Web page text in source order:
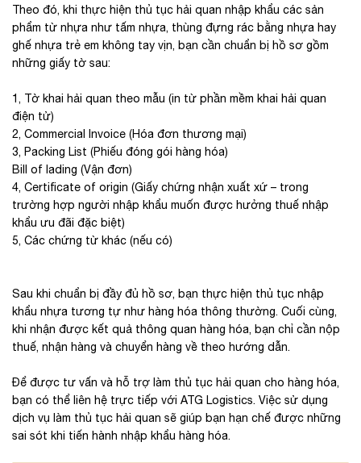
Theo đó, khi thực hiện thủ tục hải quan nhập khẩu các sản
phẩm từ nhựa như tấm nhựa, thùng đựng rác bằng nhựa hay
ghế nhựa trẻ em không tay vịn, bạn cần chuẩn bị hồ sơ gồm
những giấy tờ sau:
1, Tờ khai hải quan theo mẫu (in từ phần mềm khai hải quan
điện tử)
2, Commercial Invoice (Hóa đơn thương mại)
3, Packing List (Phiếu đóng gói hàng hóa)
Bill of lading (Vận đơn)
4, Certificate of origin (Giấy chứng nhận xuất xứ – trong
trường hợp người nhập khẩu muốn được hưởng thuế nhập
khẩu ưu đãi đặc biệt)
5, Các chứng từ khác (nếu có)
Sau khi chuẩn bị đầy đủ hồ sơ, bạn thực hiện thủ tục nhập
khẩu nhựa tương tự như hàng hóa thông thường. Cuối cùng,
khi nhận được kết quả thông quan hàng hóa, bạn chỉ cần nộp
thuế, nhận hàng và chuyển hàng về theo hướng dẫn.
Để được tư vấn và hỗ trợ làm thủ tục hải quan cho hàng hóa,
bạn có thể liên hệ trực tiếp với ATG Logistics. Việc sử dụng
dịch vụ làm thủ tục hải quan sẽ giúp bạn hạn chế được những
sai sót khi tiến hành nhập khẩu hàng hóa.